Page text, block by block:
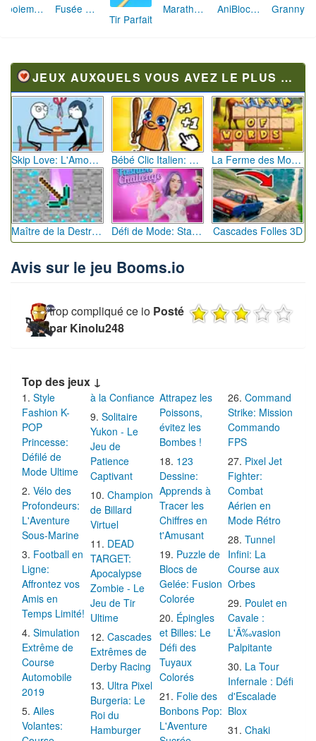
Aboiement Stellaire : Aventure Canine Fusée Chromatique: La Course des Couleurs
Tir Parfait
Marathon Champion io AniBlocos: Connecte les Animaux Mignons!
JEUX AUXQUELS VOUS AVEZ LE PLUS JOUÉ
Skip Love: L'Amour en Péril Bébé Clic Italien: La Folie des Petits Bambins La Ferme des Mots - Cultivez votre Vocabulaire
Maître de la Destruction: Fusion de Pioches Défi de Mode: Star du Podium Cascades Folles 3D
Avis sur le jeu Booms.io
trop compliqué ce io Posté
par Kinolu248
Top des jeux ↓
Style
Fashion K-
POP
Princesse:
Défilé de
Mode Ultime
Vélo des
Profondeurs:
L'Aventure
Sous-Marine
Football en
Ligne:
Affrontez vos
Amis en
Temps Limité!
Simulation
Extrême de
Course
Automobile
2019
Ailes
Volantes:
à la Confiance
Solitaire
Yukon - Le
Jeu de
Patience
Captivant
Champion
de Billard
Virtuel
DEAD
TARGET:
Apocalypse
Zombie - Le
Jeu de Tir
Ultime
Cascades
Extrêmes de
Derby Racing
Ultra Pixel
Burgeria: Le
Roi du
Hamburger
Attrapez les
Poissons,
évitez les
Bombes !
123
Dessine:
Apprends à
Tracer les
Chiffres en
t'Amusant
Puzzle de
Blocs de
Gelée: Fusion
Colorée
Épingles
et Billes: Le
Défi des
Tuyaux
Colorés
Folie des
Bonbons Pop:
L'Aventure
Command
Strike: Mission
Commando
FPS
Pixel Jet
Fighter:
Combat
Aérien en
Mode Rétro
Tunnel
Infini: La
Course aux
Orbes
Poulet en
Cavale :
L'Ã‰vasion
Palpitante
La Tour
Infernale : Défi
d'Escalade
Blox
Chaki